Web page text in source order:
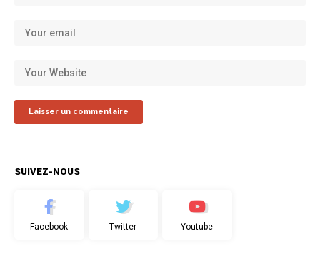
SUIVEZ-NOUS
Facebook Twitter Youtube